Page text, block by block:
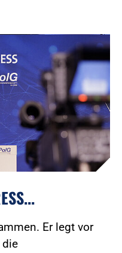
Er legt vor
die